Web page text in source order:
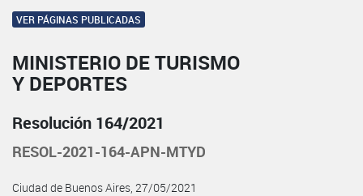
VER PÁGINAS PUBLICADAS
MINISTERIO DE TURISMO
Y DEPORTES
Resolución 164/2021
RESOL-2021-164-APN-MTYD
Ciudad de Buenos Aires, 27/05/2021